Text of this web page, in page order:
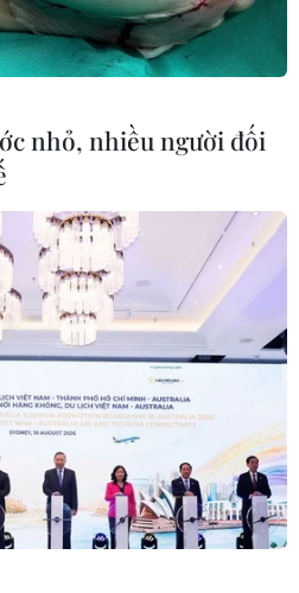
nhỏ, nhiều người đối